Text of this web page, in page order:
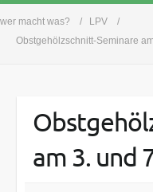
wer macht was?
LPV
Obstgehölzschnitt-Seminare
am 3. und